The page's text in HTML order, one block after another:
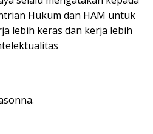
Hukum dan HAM untuk
lebih keras dan kerja lebih